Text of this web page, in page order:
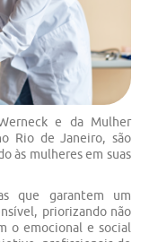
e da Mulher
Rio de Janeiro, são
às mulheres em suas
que garantem um
priorizando não
o emocional e social